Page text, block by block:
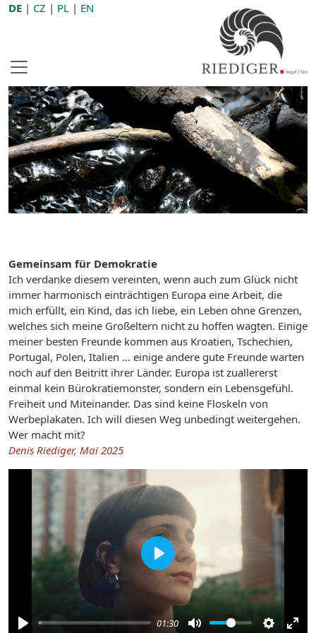
DE | CZ | PL | EN
Gemeinsam für Demokratie
Ich verdanke diesem vereinten, wenn auch zum Glück nicht
immer harmonisch einträchtigen Europa eine Arbeit, die
mich erfüllt, ein Kind, das ich liebe, ein Leben ohne Grenzen,
welches sich meine Großeltern nicht zu hoffen wagten. Einige
meiner besten Freunde kommen aus Kroatien, Tschechien,
Portugal, Polen, Italien … einige andere gute Freunde warten
noch auf den Beitritt ihrer Länder. Europa ist zuallererst
einmal kein Bürokratiemonster, sondern ein Lebensgefühl.
Freiheit und Miteinander. Das sind keine Floskeln von
Werbeplakaten. Ich will diesen Weg unbedingt weitergehen.
Wer macht mit?
Denis Riediger, Mai 2025
01:30
Play